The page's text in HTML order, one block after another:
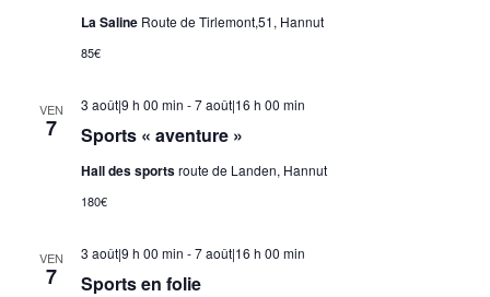
La Saline Route de Tirlemont,51, Hannut
85€
VEN
7 Sports « aventure »
3 août|9 h 00 min -7 août|16 h 00 min
Hall des sportsroute de Landen, Hannut
180€
VEN
7 Sports en folie
3 août|9 h 00 min -7 août|16 h 00 min